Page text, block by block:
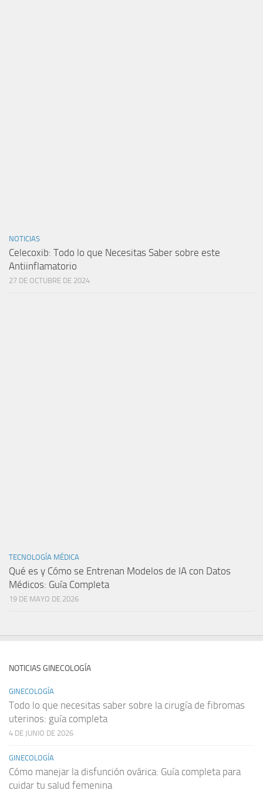
NOTICIAS
Celecoxib: Todo lo que Necesitas Saber sobre este
Antiinflamatorio
27 DE OCTUBRE DE 2024
TECNOLOGÍA MÉDICA
Qué es y Cómo se Entrenan Modelos de IA con Datos
Médicos: Guía Completa
19 DE MAYO DE 2026
NOTICIAS GINECOLOGÍA
GINECOLOGÍA
Todo lo que necesitas saber sobre la cirugía de fibromas
uterinos: guía completa
4 DE JUNIO DE 2026
GINECOLOGÍA
Cómo manejar la disfunción ovárica: Guía completa para
cuidar tu salud femenina